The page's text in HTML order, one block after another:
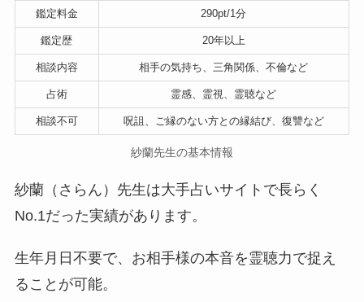
鑑定料金 290pt/1分
鑑定歴 20年以上
相談内容 相手の気持ち、三角関係、不倫など
占術 霊感、霊視、霊聴など
相談不可 呪詛、ご縁のない方との縁結び、復讐など
紗蘭先生の基本情報
紗蘭（さらん）先生は大手占いサイトで長らく
No.1だった実績があります。
生年月日不要で、お相手様の本音を霊聴力で捉え
ることが可能。